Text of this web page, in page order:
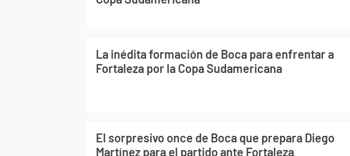
La inédita formación de Boca para enfrentar a
Fortaleza por la Copa Sudamericana
El sorpresivo once de Boca que prepara Diego
Martínez para el partido ante Fortaleza